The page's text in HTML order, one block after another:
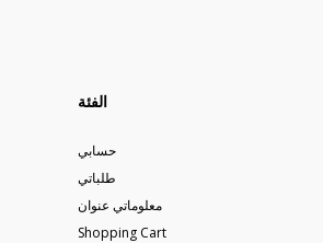
الفئة
حسابي
طلباتي
معلوماتي عنوان
Shopping Cart